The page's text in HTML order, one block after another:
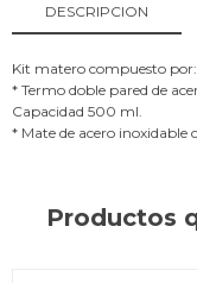
DESCRIPCION
Kit matero compuesto por:
* Termo doble pared de
Capacidad 500 ml.
* Mate de acero inoxidable
Productos